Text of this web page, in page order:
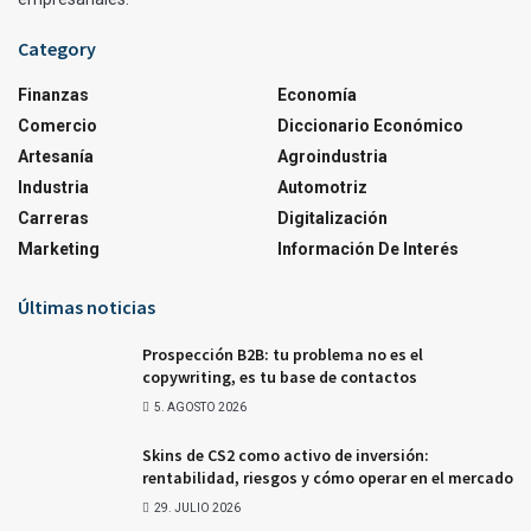
Category
Finanzas
Comercio
Artesanía
Industria
Carreras
Marketing
Economía
Diccionario Económico
Agroindustria
Automotriz
Digitalización
Información De Interés
Últimas noticias
Prospección B2B: tu problema no es el
copywriting, es tu base de contactos
5. AGOSTO 2026
Skins de CS2 como activo de inversión:
rentabilidad, riesgos y cómo operar en el mercado
29. JULIO 2026